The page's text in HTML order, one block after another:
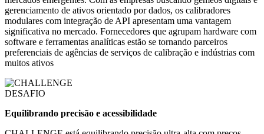
gerenciamento de ativos orientado por dados, os calibradores
modulares com integração de API apresentam uma vantagem
significativa no mercado. Fornecedores que agrupam hardware com
software e ferramentas analíticas estão se tornando parceiros
preferenciais de agências de serviços de calibração e indústrias com
muitos ativos
DESAFIO
Equilibrando precisão e acessibilidade